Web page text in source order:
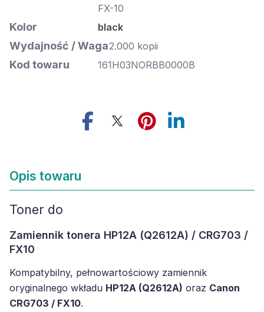
FX-10
Kolor black
Wydajność / Waga2.000 kopii
Kod towaru 161H03NORBB0000B
Opis towaru
Toner do
Zamiennik tonera HP12A (Q2612A) / CRG703 /
FX10
Kompatybilny, pełnowartościowy zamiennik
oryginalnego wkładu HP12A (Q2612A) oraz Canon
CRG703 / FX10.